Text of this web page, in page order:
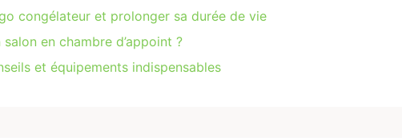
congélateur et prolonger sa durée de vie
en chambre d’appoint ?
et équipements indispensables